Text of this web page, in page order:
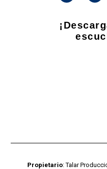
Propietario: Talar